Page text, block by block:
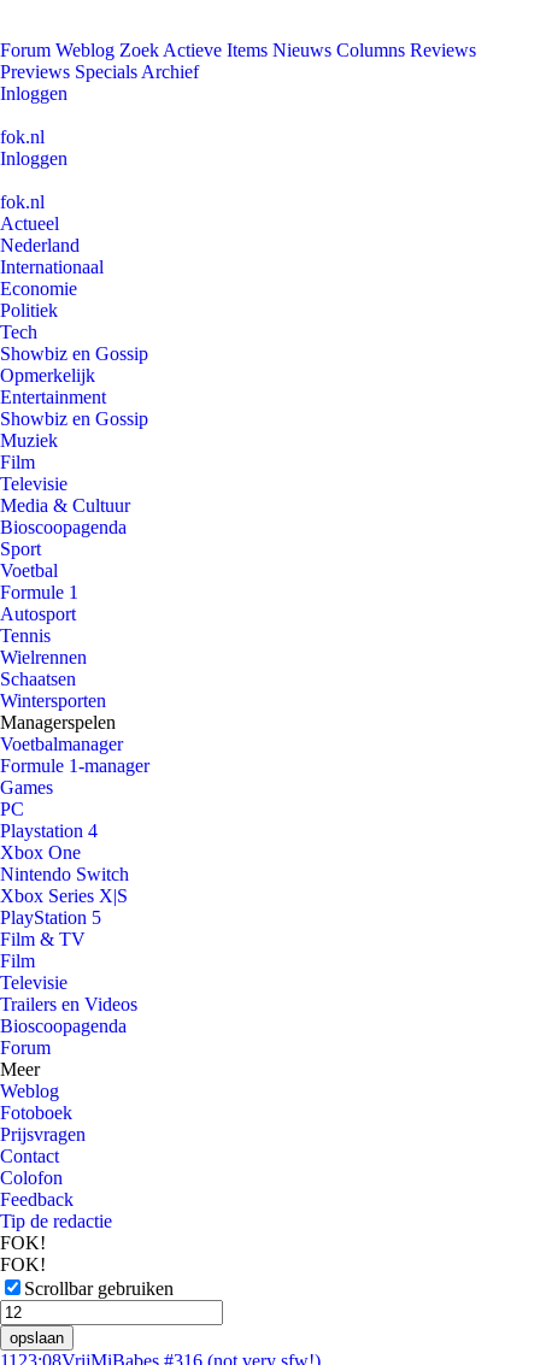
Forum Weblog Zoek Actieve Items Nieuws Columns Reviews
Previews Specials Archief
Inloggen
fok.nl
Inloggen
fok.nl
Actueel
Nederland
Internationaal
Economie
Politiek
Tech
Showbiz en Gossip
Opmerkelijk
Entertainment
Showbiz en Gossip
Muziek
Film
Televisie
Media & Cultuur
Bioscoopagenda
Sport
Voetbal
Formule 1
Autosport
Tennis
Wielrennen
Schaatsen
Wintersporten
Managerspelen
Voetbalmanager
Formule 1-manager
Games
PC
Playstation 4
Xbox One
Nintendo Switch
Xbox Series X|S
PlayStation 5
Film & TV
Film
Televisie
Trailers en Videos
Bioscoopagenda
Forum
Meer
Weblog
Fotoboek
Prijsvragen
Contact
Colofon
Feedback
Tip de redactie
FOK!
FOK!
Scrollbar gebruiken
opslaan
11 23:08VrijMiBabes #316 (not very sfw!)